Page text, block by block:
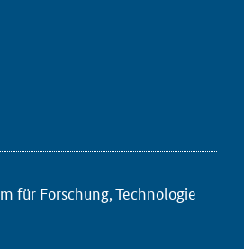
für ­For­schung, Tech­no­lo­gie